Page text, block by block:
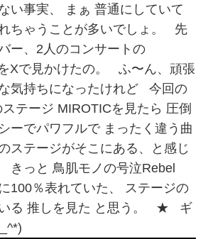
い事実、 まぁ 普通にしていて
ちゃうことが多いでしょ。 先
ー、2人のコンサートの
Xで見かけたの。 ふ〜ん、頑張
気持ちになったけれど 今回の
テージ MIROTICを見たら 圧倒
ーでパワフルで まったく違う曲
ステージがそこにある、と感じ
きっと 鳥肌モノの号泣Rebel
100％表れていた、 ステージの
いる 推しを見た と思う。 ★ ギ